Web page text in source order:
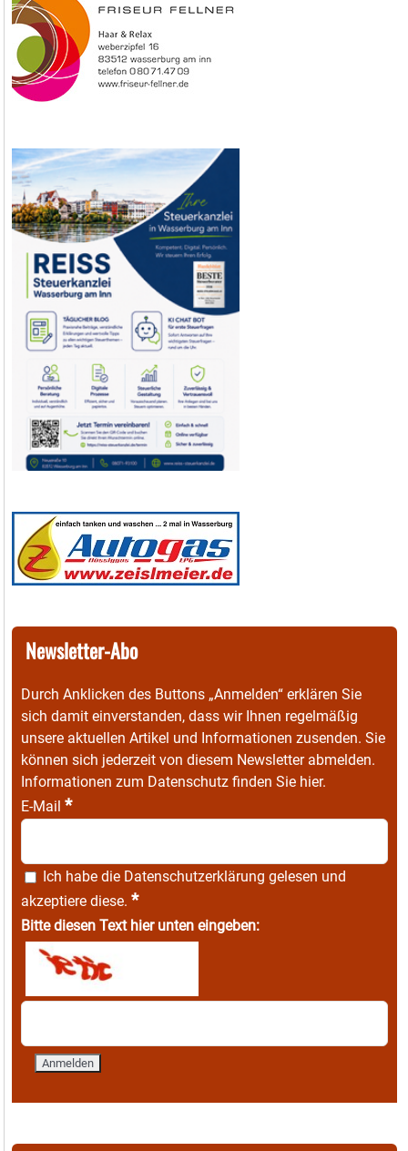
Newsletter-Abo
Durch Anklicken des Buttons „Anmelden“ erklären Sie
sich damit einverstanden, dass wir Ihnen regelmäßig
unsere aktuellen Artikel und Informationen zusenden. Sie
können sich jederzeit von diesem Newsletter abmelden.
Informationen zum Datenschutz finden Sie hier.
E-Mail *
Ich habe die Datenschutzerklärung gelesen und
akzeptiere diese. *
Bitte diesen Text hier unten eingeben: